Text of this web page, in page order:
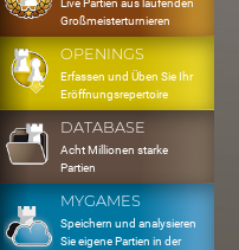
Großmeisterturnieren
OPENINGS
Erfassen und Üben Sie Ihr
Eröffnungsrepertoire
DATABASE
Acht Millionen starke
Partien
MYGAMES
Speichern und analysieren
Sie eigene Partien in der